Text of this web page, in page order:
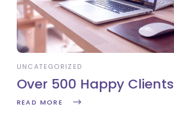
UNCATEGORIZED
Over 500 Happy Clients
READ MORE